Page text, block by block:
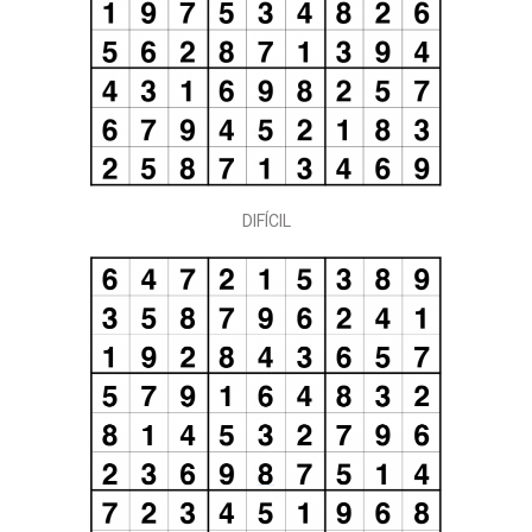
DIFÍCIL